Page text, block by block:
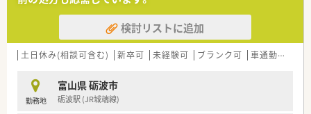
検討リストに追加
土日休み(相談可含む) 新卒可 未経験可 ブランク可 車通勤可
勤務地
富山県 砺波市
砺波駅 (JR城端線)